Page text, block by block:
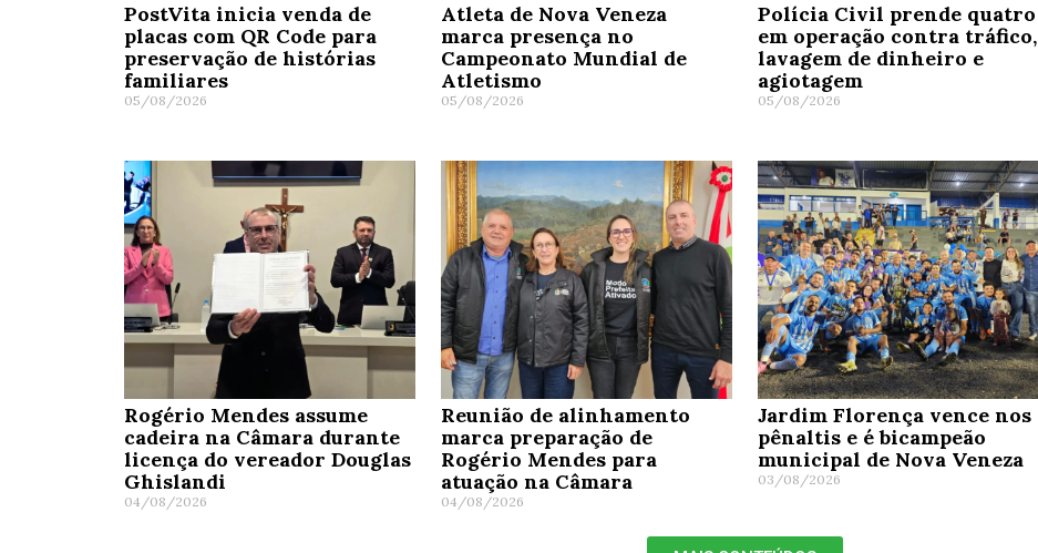
PostVita inicia venda de
placas com QR Code para
preservação de histórias
familiares
05/08/2026
Atleta de Nova Veneza
marca presença no
Campeonato Mundial de
Atletismo
05/08/2026
Polícia Civil prende quatro
em operação contra tráfico,
lavagem de dinheiro e
agiotagem
05/08/2026
Rogério Mendes assume
cadeira na Câmara durante
licença do vereador Douglas
Ghislandi
04/08/2026
Reunião de alinhamento
marca preparação de
Rogério Mendes para
atuação na Câmara
04/08/2026
Jardim Florença vence nos
pênaltis e é bicampeão
municipal de Nova Veneza
03/08/2026